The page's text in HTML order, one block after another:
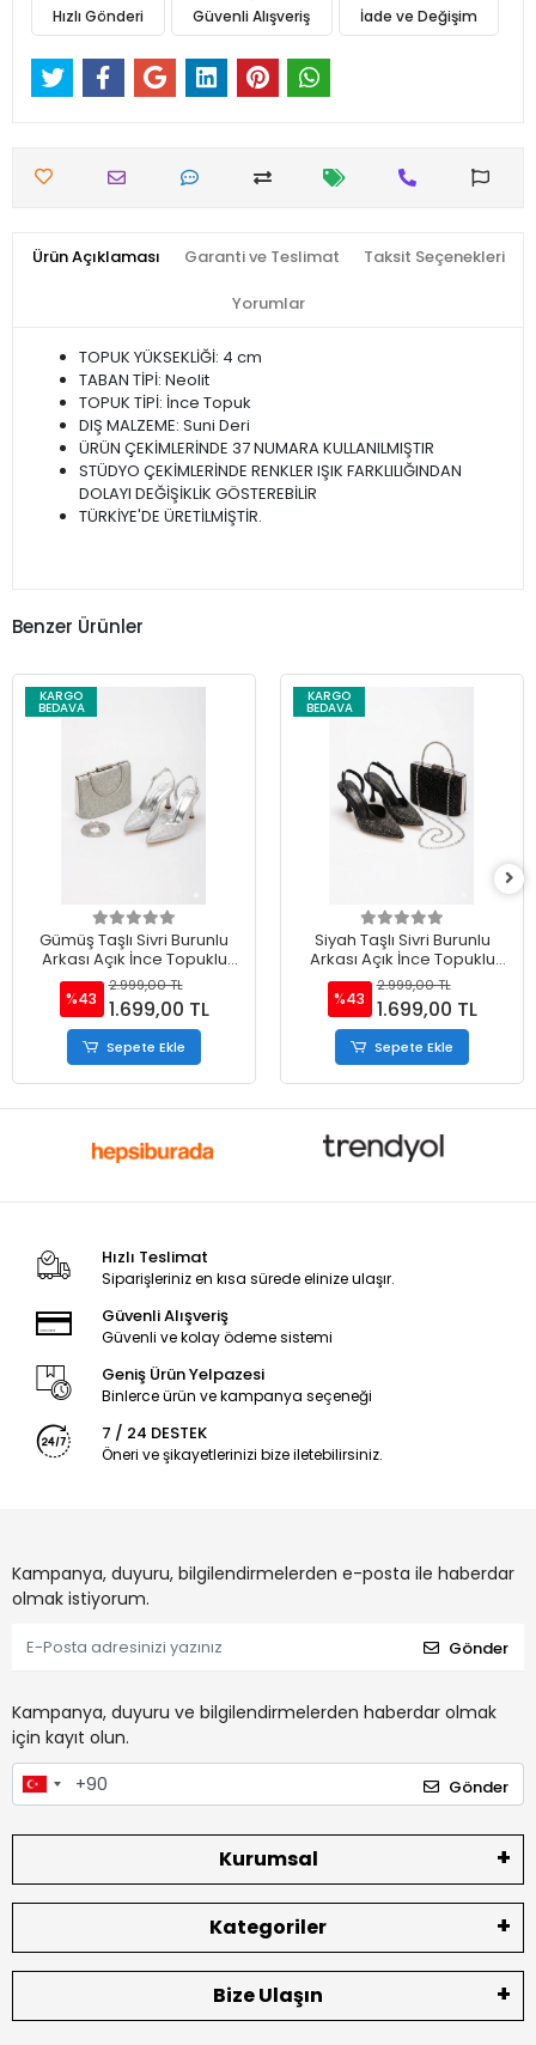
Hızlı Gönderi Güvenli Alışveriş İade ve Değişim
Ürün Açıklaması Garanti ve Teslimat Taksit Seçenekleri
Yorumlar
TOPUK YÜKSEKLİĞİ: 4 cm
TABAN TİPİ: Neolit
TOPUK TİPİ: İnce Topuk
DIŞ MALZEME: Suni Deri
ÜRÜN ÇEKİMLERİNDE 37 NUMARA KULLANILMIŞTIR
STÜDYO ÇEKİMLERİNDE RENKLER IŞIK FARKLILIĞINDAN
DOLAYI DEĞİŞİKLİK GÖSTEREBİLİR
TÜRKİYE'DE ÜRETİLMİŞTİR.
Benzer Ürünler
KARGO
BEDAVA
Gümüş Taşlı Sivri Burunlu
Arkası Açık İnce Topuklu
Stiletto ve Çanta Takımı
%43
2.999,00 TL
1.699,00 TL
Sepete Ekle
KARGO
BEDAVA
Siyah Taşlı Sivri Burunlu
Arkası Açık İnce Topuklu
Stiletto ve Çanta Takımı
%43
2.999,00 TL
1.699,00 TL
Sepete Ekle
Hızlı Teslimat
Siparişleriniz en kısa sürede elinize ulaşır.
Güvenli Alışveriş
Güvenli ve kolay ödeme sistemi
Geniş Ürün Yelpazesi
Binlerce ürün ve kampanya seçeneği
7 / 24 DESTEK
Öneri ve şikayetlerinizi bize iletebilirsiniz.
Kampanya, duyuru, bilgilendirmelerden e-posta ile haberdar
olmak istiyorum.
Gönder
Kampanya, duyuru ve bilgilendirmelerden haberdar olmak
için kayıt olun.
Gönder
Kurumsal
Kategoriler
Bize Ulaşın